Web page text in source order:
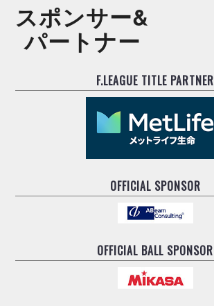
スポンサー&
パートナー
F.LEAGUE TITLE PARTNER
OFFICIAL SPONSOR
OFFICIAL BALL SPONSOR